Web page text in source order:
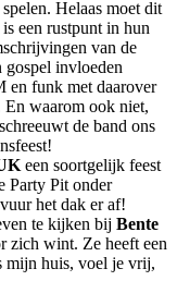
Helaas moet dit
een rustpunt in hun
van de
invloeden
en funk met daarover
En waarom ook niet,
de band ons
een soortgelijk feest
Party Pit onder
het dak er af!
te kijken bij Bente
zich wint. Ze heeft een
mijn huis, voel je vrij,